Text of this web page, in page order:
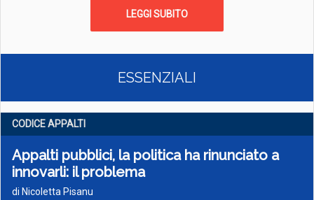
LEGGI SUBITO
ESSENZIALI
CODICE APPALTI
Appalti pubblici, la politica ha rinunciato a
innovarli: il problema
di Nicoletta Pisanu